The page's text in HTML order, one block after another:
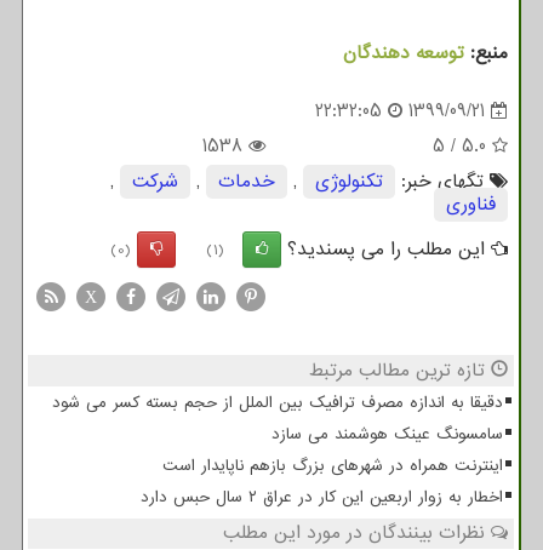
منبع: توسعه دهندگان
1399/09/21
22:32:05
5.0
/
5
1538
تگهای خبر:
تكنولوژی , خدمات , شركت ,
فناوری
این مطلب را می پسندید؟
(1)
(0)
X
تازه ترین مطالب مرتبط
دقیقا به اندازه مصرف ترافیک بین الملل از حجم بسته کسر می شود
سامسونگ عینک هوشمند می سازد
اینترنت همراه در شهرهای بزرگ بازهم ناپایدار است
اخطار به زوار اربعین این کار در عراق ۲ سال حبس دارد
نظرات بینندگان در مورد این مطلب